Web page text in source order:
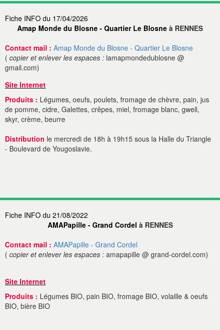
Fiche INFO du 17/04/2026
Amap Monde du Blosne - Quartier Le Blosne à RENNES
Contact mail : Amap Monde du Blosne - Quartier Le Blosne
( copier et enlever les espaces : lamapmondedublosne @
gmail.com)
Site Internet
Produits : Légumes, oeufs, poulets, fromage de chèvre, pain, jus
de pomme, cidre, Galettes, crêpes, miel, fromage blanc, gwell,
skyr, crème, beurre
Distribution le mercredi de 18h à 19h15 sous la Halle du Triangle
- Boulevard de Yougoslavie.
Fiche INFO du 21/08/2022
AMAPapille - Grand Cordel à RENNES
Contact mail : AMAPapille - Grand Cordel
( copier et enlever les espaces : amapapille @ grand-cordel.com)
Site Internet
Produits : Légumes BIO, pain BIO, fromage BIO, volaille & oeufs
BIO, bière BIO